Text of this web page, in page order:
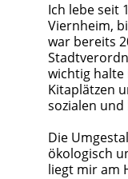
Ich lebe seit
Viernheim,
war bereits
wichtig halte
Kitaplätzen
sozialen
Die
ökologisch
liegt mir am